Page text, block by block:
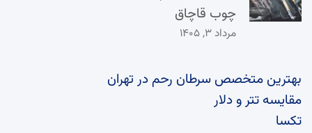
چوب قاچاق
مرداد ۳, ۱۴۰۵
بهترین متخصص سرطان رحم در تهران
مقایسه تتر و دلار
تکسا